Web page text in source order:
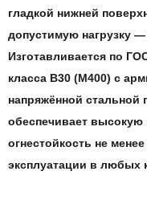
гладкой нижней
допустимую нагрузку —
Изготавливается по
класса B30 (М400) с
напряжённой стальной
обеспечивает высокую
огнестойкость не менее
эксплуатации в любых